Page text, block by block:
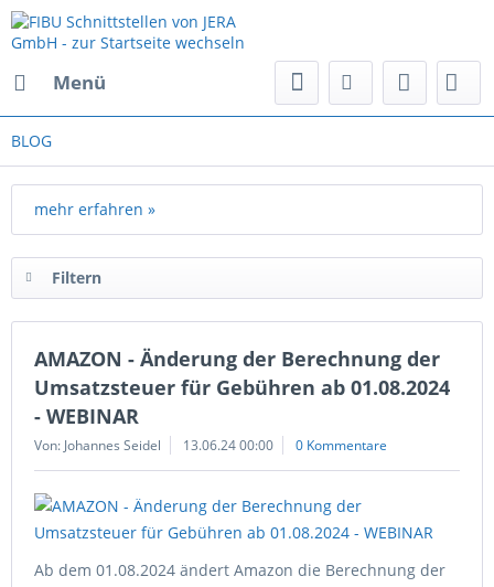
Menü
BLOG
mehr erfahren »
Filtern
AMAZON - Änderung der Berechnung der
Umsatzsteuer für Gebühren ab 01.08.2024
- WEBINAR
Von: Johannes Seidel 13.06.24 00:00 0 Kommentare
Ab dem 01.08.2024 ändert Amazon die Berechnung der